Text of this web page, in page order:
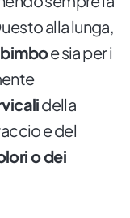
alla lunga,
e sia per i
della
e del
o dei